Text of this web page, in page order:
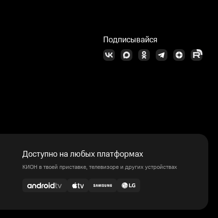
Подписывайся
Доступно на любых платформах
КИОН в твоей приставке, телевизоре и других устройствах